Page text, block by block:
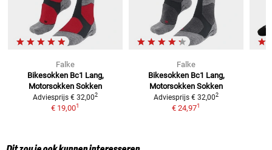
Falke
Bikesokken Bc1 Lang,
Motorsokken Sokken
Adviesprijs € 32,002
€ 19,001
Falke
Bikesokken Bc1 Lang,
Motorsokken Sokken
Adviesprijs € 32,002
€ 24,971